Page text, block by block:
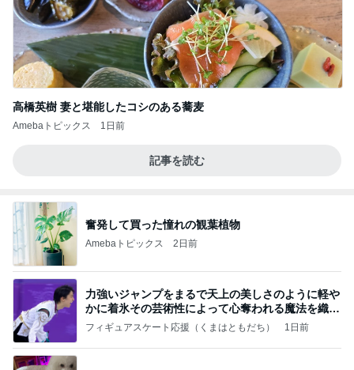
高橋英樹 妻と堪能したコシのある蕎麦
Amebaトピックス 1日前
記事を読む
奮発して買った憧れの観葉植物
Amebaトピックス 2日前
力強いジャンプをまるで天上の美しさのように軽や
かに着氷その芸術性によって心奪われる魔法を織り
なす
フィギュアスケート応援（くまはともだち） 1日前